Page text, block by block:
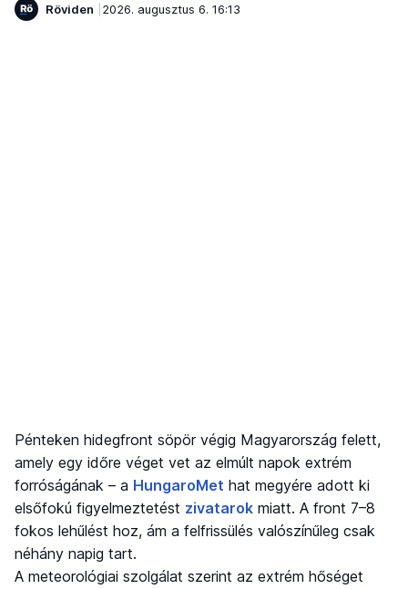
Röviden 2026. augusztus 6. 16:13
Pénteken hidegfront söpör végig Magyarország felett,
amely egy időre véget vet az elmúlt napok extrém
forróságának – a HungaroMet hat megyére adott ki
elsőfokú figyelmeztetést zivatarok miatt. A front 7–8
fokos lehűlést hoz, ám a felfrissülés valószínűleg csak
néhány napig tart.
A meteorológiai szolgálat szerint az extrém hőséget